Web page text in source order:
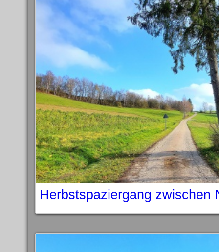
Herbstspaziergang zwischen